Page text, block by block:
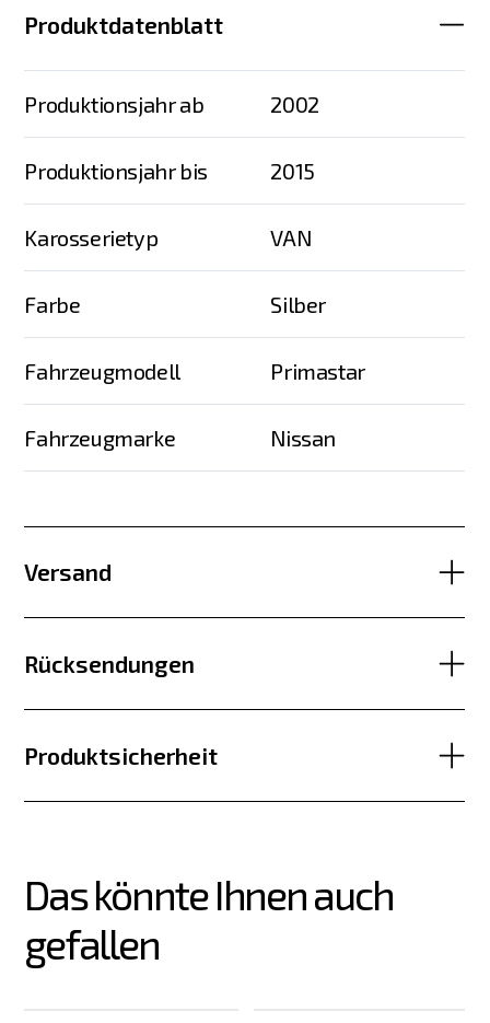
Produktdatenblatt
Produktionsjahr ab 2002
Produktionsjahr bis 2015
Karosserietyp VAN
Farbe Silber
Fahrzeugmodell Primastar
Fahrzeugmarke Nissan
Versand
Rücksendungen
Produktsicherheit
Das könnte Ihnen auch
gefallen